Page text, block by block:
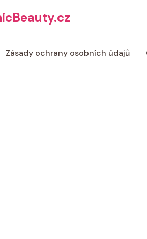
Zásady ochrany osobních údajů